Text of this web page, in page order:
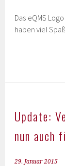
Das eQMS
haben viel
Update:
nun auch
29. Januar 2015